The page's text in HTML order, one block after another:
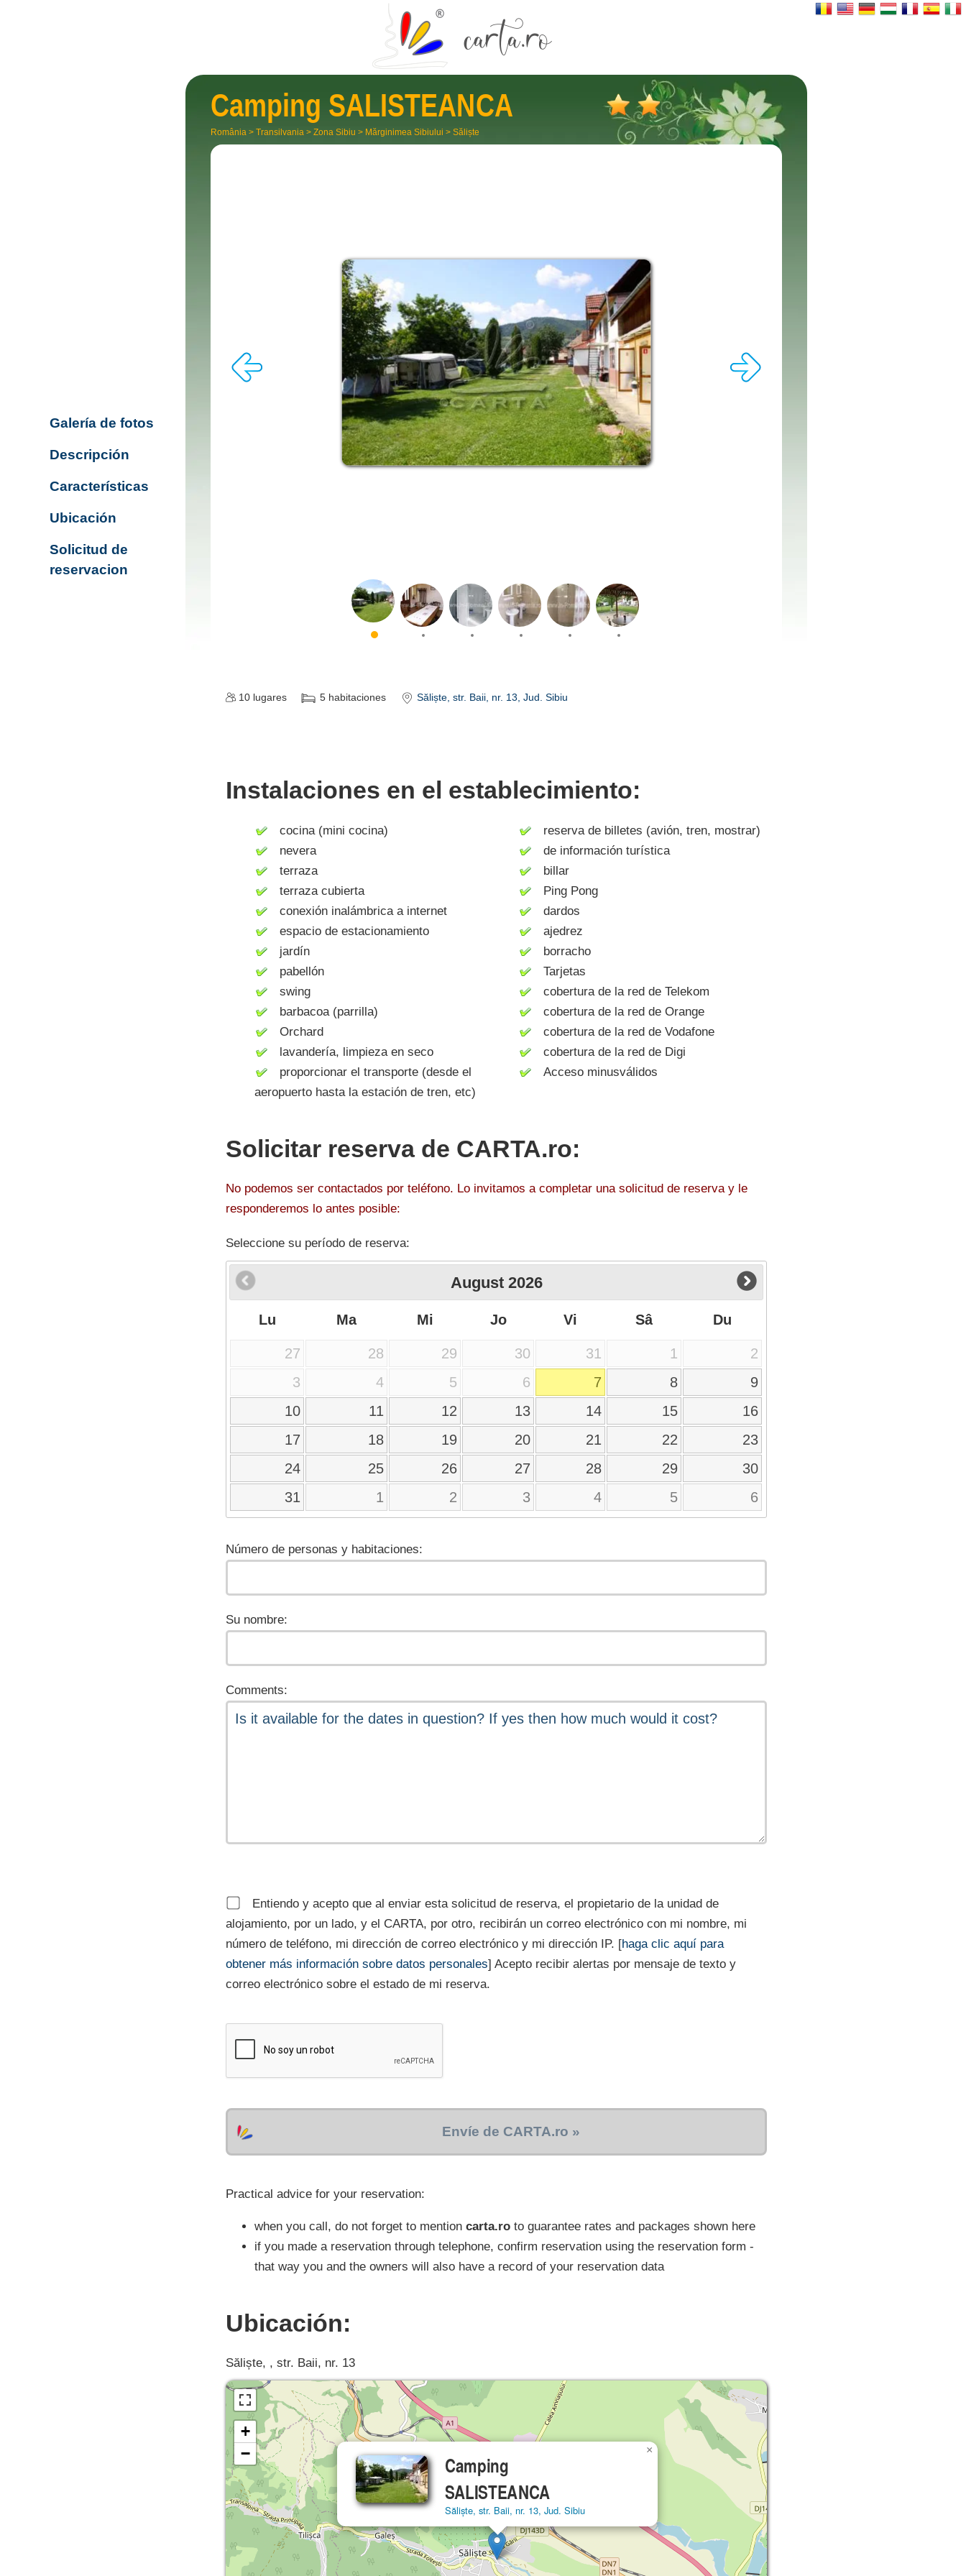
Camping SALISTEANCA
România > Transilvania > Zona Sibiu > Mărginimea Sibiului > Săliște
10 lugares 5 habitaciones Săliște, str. Baii, nr. 13, Jud. Sibiu
Instalaciones en el establecimiento:
cocina (mini cocina)
nevera
terraza
terraza cubierta
conexión inalámbrica a internet
espacio de estacionamiento
jardín
pabellón
swing
barbacoa (parrilla)
Orchard
lavandería, limpieza en seco
proporcionar el transporte (desde el
aeropuerto hasta la estación de tren, etc)
reserva de billetes (avión, tren, mostrar)
de información turística
billar
Ping Pong
dardos
ajedrez
borracho
Tarjetas
cobertura de la red de Telekom
cobertura de la red de Orange
cobertura de la red de Vodafone
cobertura de la red de Digi
Acceso minusválidos
Solicitar reserva de CARTA.ro:
No podemos ser contactados por teléfono. Lo invitamos a completar una solicitud de reserva y le
responderemos lo antes posible:
Seleccione su período de reserva:
August 2026
Lu Ma Mi Jo Vi Sâ Du
27 28 29 30 31 1
2
3
4 5 6 7 8
9
10
11 12 13 14 15
16
17
18 19 20 21 22
23
24
25 26 27 28 29
30
31
1 2 3 4 5 6
Número de personas y habitaciones:
Su nombre:
Comments:
Entiendo y acepto que al enviar esta solicitud de reserva, el propietario de la unidad de
alojamiento, por un lado, y el CARTA, por otro, recibirán un correo electrónico con mi nombre, mi
número de teléfono, mi dirección de correo electrónico y mi dirección IP. [haga clic aquí para
obtener más información sobre datos personales] Acepto recibir alertas por mensaje de texto y
correo electrónico sobre el estado de mi reserva.
Envíe de CARTA.ro »
Practical advice for your reservation:
when you call, do not forget to mention carta.ro to guarantee rates and packages shown here
if you made a reservation through telephone, confirm reservation using the reservation form -
that way you and the owners will also have a record of your reservation data
Ubicación:
Săliște, , str. Baii, nr. 13
Camping
SALISTEANCA
Săliște, str. Baii, nr. 13, Jud. Sibiu
×
+
−
Galería de fotos
Descripción
Características
Ubicación
Solicitud de
reservacion